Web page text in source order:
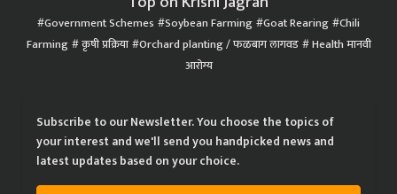
Government Schemes Soybean Farming Goat Rearing Chili
Farming कृषी प्रक्रिया Orchard planting / फळबाग लागवड Health मानवी
आरोग्य
Subscribe to our Newsletter. You choose the topics of
your interest and we'll send you handpicked news and
latest updates based on your choice.